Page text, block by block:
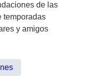
de las
temporadas
y amigos